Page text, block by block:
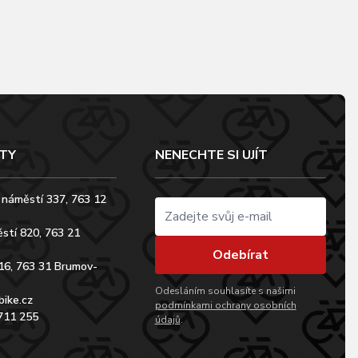
337, 763 12
820, 763 21
763 31 Brumov-
255
NENECHTE SI UJÍT
Odebírat
Odesláním souhlasíte s našimi
podmínkami ochrany osobních
údajů.